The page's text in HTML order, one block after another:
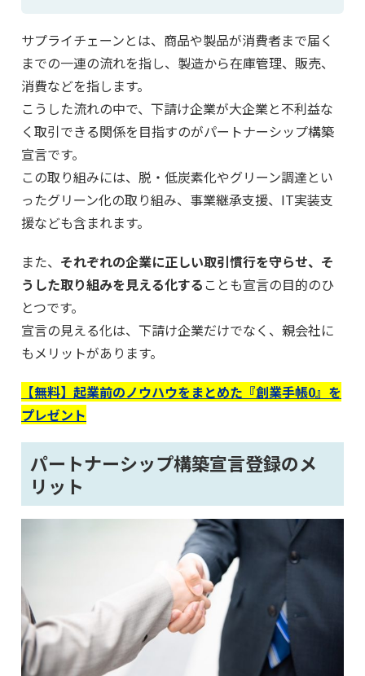
サプライチェーンとは、商品や製品が消費者まで届く
までの一連の流れを指し、製造から在庫管理、販売、
消費などを指します。
こうした流れの中で、下請け企業が大企業と不利益な
く取引できる関係を目指すのがパートナーシップ構築
宣言です。
この取り組みには、脱・低炭素化やグリーン調達とい
ったグリーン化の取り組み、事業継承支援、IT実装支
援なども含まれます。
また、 それぞれの企業に正しい取引慣行を守らせ、そ
うした取り組みを見える化する ことも宣言の目的のひ
とつです。
宣言の見える化は、下請け企業だけでなく、親会社に
もメリットがあります。
【無料】起業前のノウハウをまとめた『創業手帳0』を
プレゼント
パートナーシップ構築宣言登録のメ
リット